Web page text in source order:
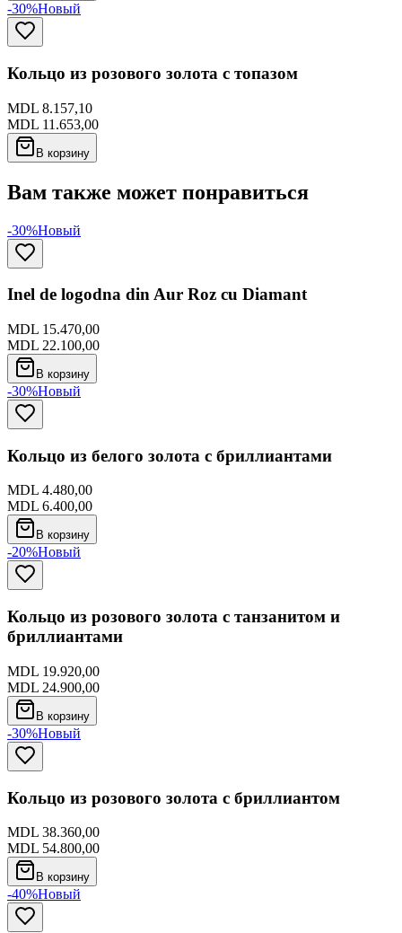
-30%Новый
Кольцо из розового золота с топазом
MDL 8.157,10
MDL 11.653,00
В корзину
Вам также может понравиться
-30%Новый
Inel de logodna din Aur Roz cu Diamant
MDL 15.470,00
MDL 22.100,00
В корзину
-30%Новый
Кольцо из белого золота с бриллиантами
MDL 4.480,00
MDL 6.400,00
В корзину
-20%Новый
Кольцо из розового золота с танзанитом и
бриллиантами
MDL 19.920,00
MDL 24.900,00
В корзину
-30%Новый
Кольцо из розового золота с бриллиантом
MDL 38.360,00
MDL 54.800,00
В корзину
-40%Новый